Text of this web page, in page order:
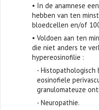
• In de anamnese
hebben van ten
bloedcellen en/of
• Voldoen aan ten
die niet anders te
hypereosinofilie :
- Histopathologisch
eosinofiele
granulomateuze
- Neuropathie.